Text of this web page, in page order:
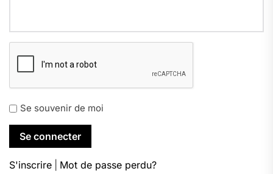
Se souvenir de moi
S'inscrire Mot de passe perdu?